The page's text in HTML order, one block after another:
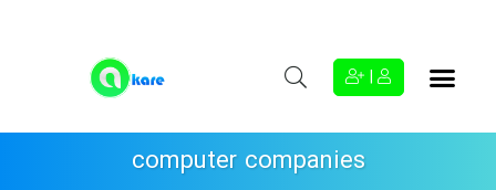
computer companies